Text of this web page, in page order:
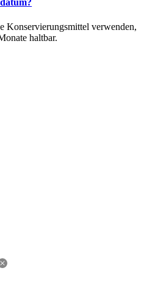
Konservierungsmittel verwenden,
haltbar.